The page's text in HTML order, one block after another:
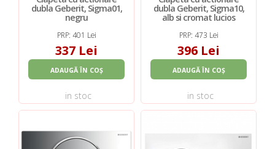
dubla Geberit, Sigma01,
negru
PRP: 401 Lei
337 Lei
ADAUGĂ ÎN COȘ
in stoc
dubla Geberit, Sigma10,
alb si cromat lucios
PRP: 473 Lei
396 Lei
ADAUGĂ ÎN COȘ
in stoc